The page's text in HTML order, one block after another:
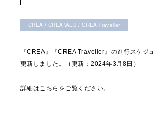
CREA / CREA WEB / CREA Traveller
『CREA』『CREA Traveller』の進行スケジ
更新しました。（更新：2024年3月8日）
詳細はこちら をご覧ください。